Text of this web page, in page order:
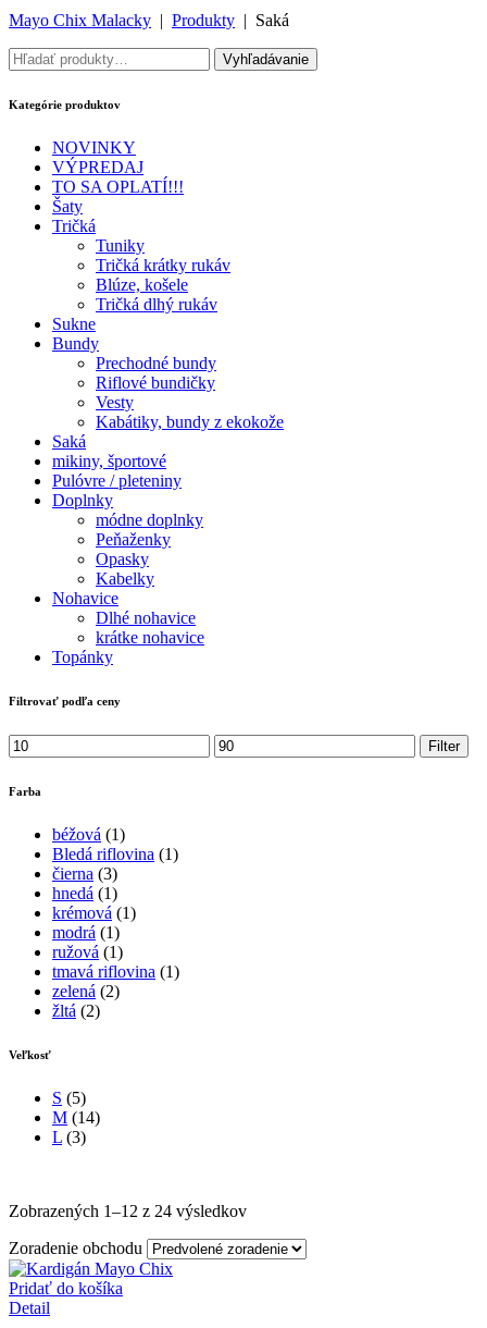
Mayo Chix Malacky | Produkty | Saká
Hľadať:
Vyhľadávanie
Kategórie produktov
NOVINKY
VÝPREDAJ
TO SA OPLATÍ!!!
Šaty
Tričká
Tuniky
Tričká krátky rukáv
Blúze, košele
Tričká dlhý rukáv
Sukne
Bundy
Prechodné bundy
Riflové bundičky
Vesty
Kabátiky, bundy z ekokože
Saká
mikiny, športové
Pulóvre / pleteniny
Doplnky
módne doplnky
Peňaženky
Opasky
Kabelky
Nohavice
Dlhé nohavice
krátke nohavice
Topánky
Filtrovať podľa ceny
Minimálna
cena
Maximálna
cena
Filter
Farba
béžová (1)
Bledá riflovina (1)
čierna (3)
hnedá (1)
krémová (1)
modrá (1)
ružová (1)
tmavá riflovina (1)
zelená (2)
žltá (2)
Veľkosť
S (5)
M (14)
L (3)
Zobrazených 1–12 z 24 výsledkov
Zoradenie obchodu
Pridať do košíka
Detail